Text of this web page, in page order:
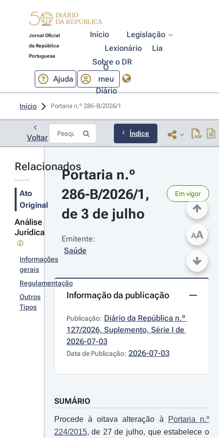
Jornal Oficial
da República
Portuguesa
Início
Legislação
Lexionário
Lia
Sobre o DR
Ajuda
O
meu
Diário
Início Portaria n.º 286-B/2026/1
Voltar Índice
Relacionados
Ato
Original
Análise
Jurídica
Informações
gerais
Regulamentação
Outros
Tipos
Portaria n.º
286-B/2026/1,
de 3 de julho
Em vigor
Emitente:
Saúde
Informação da publicação
Publicação: Diário da República n.º
127/2026, Suplemento, Série I de
2026-07-03
Data de Publicação: 2026-07-03
SUMÁRIO
Procede à oitava alteração à
Portaria n.º
224/2015, de 27 de julho, que estabelece o
AA